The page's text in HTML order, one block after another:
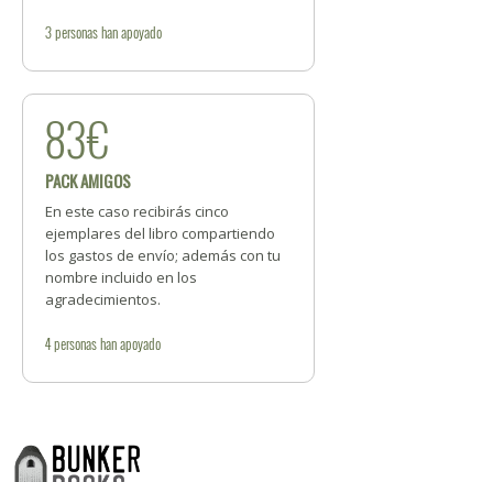
3personashan apoyado
83€
PACK AMIGOS
En este caso recibirás cinco
ejemplares del libro compartiendo
los gastos de envío; además con tu
nombre incluido en los
agradecimientos.
4personashan apoyado